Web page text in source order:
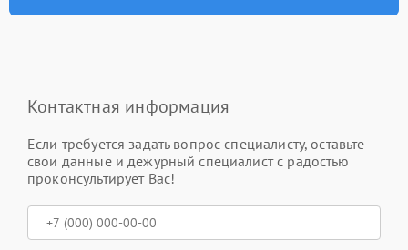
Контактная информация
Если требуется задать вопрос специалисту, оставьте
свои данные и дежурный специалист с радостью
проконсультирует Вас!